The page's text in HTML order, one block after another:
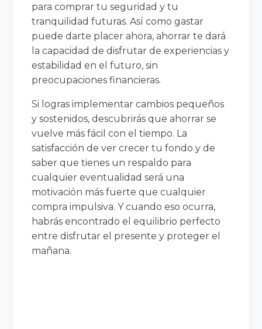
para comprar tu seguridad y tu
tranquilidad futuras. Así como gastar
puede darte placer ahora, ahorrar te dará
la capacidad de disfrutar de experiencias y
estabilidad en el futuro, sin
preocupaciones financieras.
Si logras implementar cambios pequeños
y sostenidos, descubrirás que ahorrar se
vuelve más fácil con el tiempo. La
satisfacción de ver crecer tu fondo y de
saber que tienes un respaldo para
cualquier eventualidad será una
motivación más fuerte que cualquier
compra impulsiva. Y cuando eso ocurra,
habrás encontrado el equilibrio perfecto
entre disfrutar el presente y proteger el
mañana.